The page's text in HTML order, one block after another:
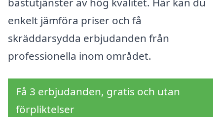
enkelt jämföra priser och få
skräddarsydda erbjudanden från
professionella inom området.
Få 3 erbjudanden, gratis och utan
förpliktelser